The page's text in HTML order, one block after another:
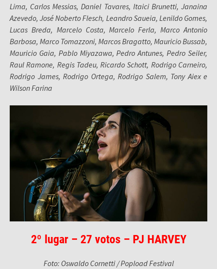
Lima, Carlos Messias, Daniel Tavares, Itaici Brunetti, Janaina
Azevedo, José Noberto Flesch, Leandro Saueia, Lenildo Gomes,
Lucas Breda, Marcelo Costa, Marcelo Ferla, Marco Antonio
Barbosa, Marco Tomazzoni, Marcos Bragatto, Mauricio Bussab,
Mauricio Gaia, Pablo Miyazawa, Pedro Antunes, Pedro Seiler,
Raul Ramone, Regis Tadeu, Ricardo Schott, Rodrigo Carneiro,
Rodrigo James, Rodrigo Ortega, Rodrigo Salem, Tony Aiex e
Wilson Farina
2º lugar – 27 votos – PJ HARVEY
Foto: Oswaldo Cornetti / Popload Festival